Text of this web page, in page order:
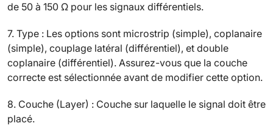
de 50 à 150 Ω pour les signaux différentiels.
7. Type : Les options sont microstrip (simple), coplanaire
(simple), couplage latéral (différentiel), et double
coplanaire (différentiel). Assurez-vous que la couche
correcte est sélectionnée avant de modifier cette option.
8. Couche (Layer) : Couche sur laquelle le signal doit être
placé.